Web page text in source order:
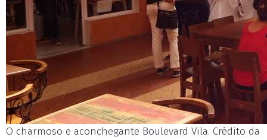
O charmoso e aconchegante Boulevard Vila. Crédito da